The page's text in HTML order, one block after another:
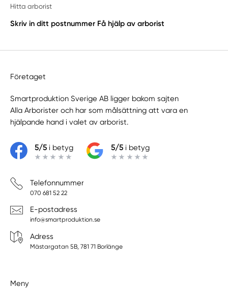
Hitta arborist
Skriv in ditt postnummer Få hjälp av arborist
Företaget
Smartproduktion Sverige AB ligger bakom sajten
Alla Arborister och har som målsättning att vara en
hjälpande hand i valet av arborist.
5/5i betyg 5/5i betyg
Telefonnummer
070 681 52 22
E-postadress
info@smartproduktion.se
Adress
Mästargatan 5B, 781 71 Borlänge
Meny